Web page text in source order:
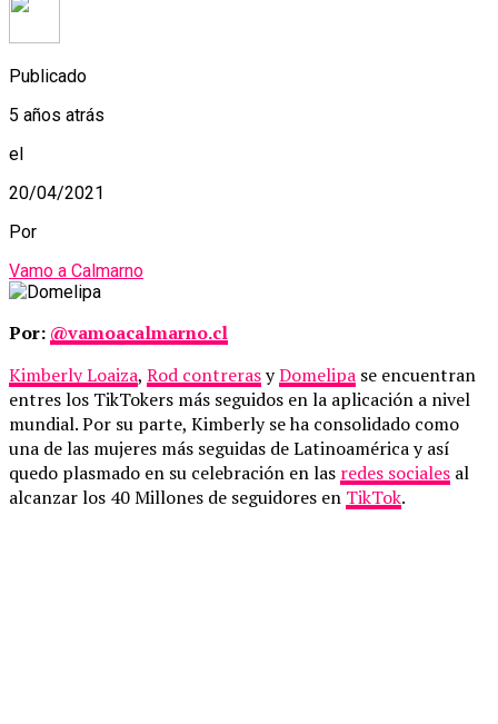
Publicado
5 años atrás
el
20/04/2021
Por
Vamo a Calmarno
Por: @vamoacalmarno.cl
Kimberly Loaiza, Rod contrerasyDomelipa se encuentran
entres los TikTokers más seguidos en la aplicación a nivel
mundial. Por su parte, Kimberly se ha consolidado como
una de las mujeres más seguidas de Latinoamérica y así
quedo plasmado en su celebración en las redes sociales al
alcanzar los 40 Millones de seguidores en TikTok.